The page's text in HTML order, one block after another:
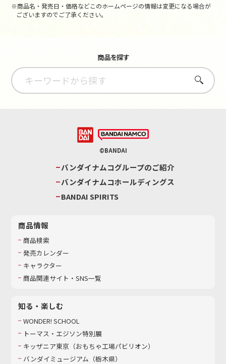
※商品名・発売日・価格などこのホームページの情報は変更になる場合が
ございますのでご了承ください。
商品を探す
さがす
©BANDAI
バンダイナムコグループのご紹介
バンダイナムコホールディングス
BANDAI SPIRITS
商品情報
商品検索
発売カレンダー
キャラクター
商品関連サイト・SNS一覧
知る・楽しむ
WONDER! SCHOOL
トーマス・エジソン特別展
キッザニア東京（おもちゃ工場パビリオン）​
バンダイミュージアム（栃木県）